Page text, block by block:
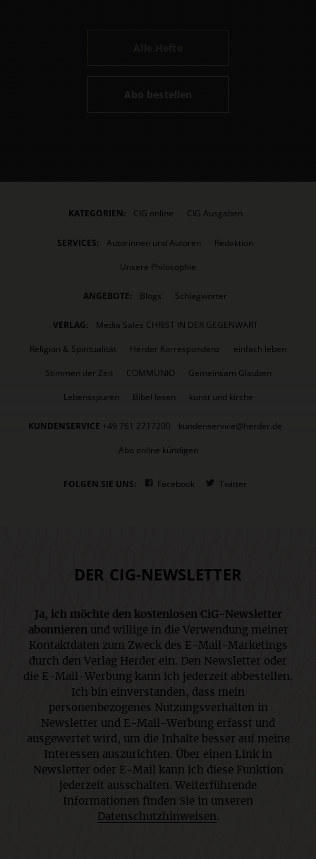
Abo bestellen
KATEGORIEN: CIG online CIG Ausgaben
SERVICES: Autorinnen und Autoren
Redaktion
Unsere Philosophie
ANGEBOTE: Blogs Schlagwörter
VERLAG:
Media Sales CHRIST IN DER GEGENWART
Religion & Spiritualität
Herder Korrespondenz
einfach leben
Stimmen der Zeit
COMMUNIO
Gemeinsam Glauben
Lebensspuren
Bibel lesen kunst und kirche
KUNDENSERVICE +49 761 2717200
kundenservice@herder.de
Abo online kündigen
FOLGEN SIE UNS: Facebook Twitter
DER CIG-NEWSLETTER
Ja, ich möchte den kostenlosen CiG-Newsletter
abonnierenund willige in die Verwendung meiner
Kontaktdaten zum Zweck des E-Mail-Marketings
durch den Verlag Herder ein. Den Newsletter oder
die E-Mail-Werbung kann ich jederzeit abbestellen.
Ich bin einverstanden, dass mein
personenbezogenes Nutzungsverhalten in
Newsletter und E-Mail-Werbung erfasst und
ausgewertet wird, um die Inhalte besser auf meine
Interessen auszurichten. Über einen Link in
Newsletter oder E-Mail kann ich diese Funktion
jederzeit ausschalten. Weiterführende
Informationen finden Sie in unseren
Datenschutzhinweisen.